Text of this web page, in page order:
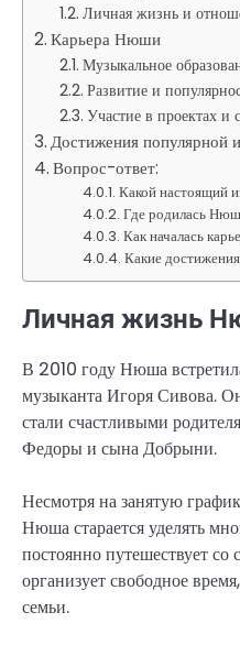
Личная жизнь и
Карьера Нюши
Музыкальное
Развитие и
Участие в проектах и
Достижения популярной
Вопрос-ответ:
Какой настоящий
Где родилась
Как началась
Какие
Личная жизнь
В 2010 году Нюша
музыканта Игоря Сивова.
стали счастливыми
Федоры и сына Добрыни.
Несмотря на занятую
Нюша старается уделять
постоянно путешествует
организует свободное
семьи.